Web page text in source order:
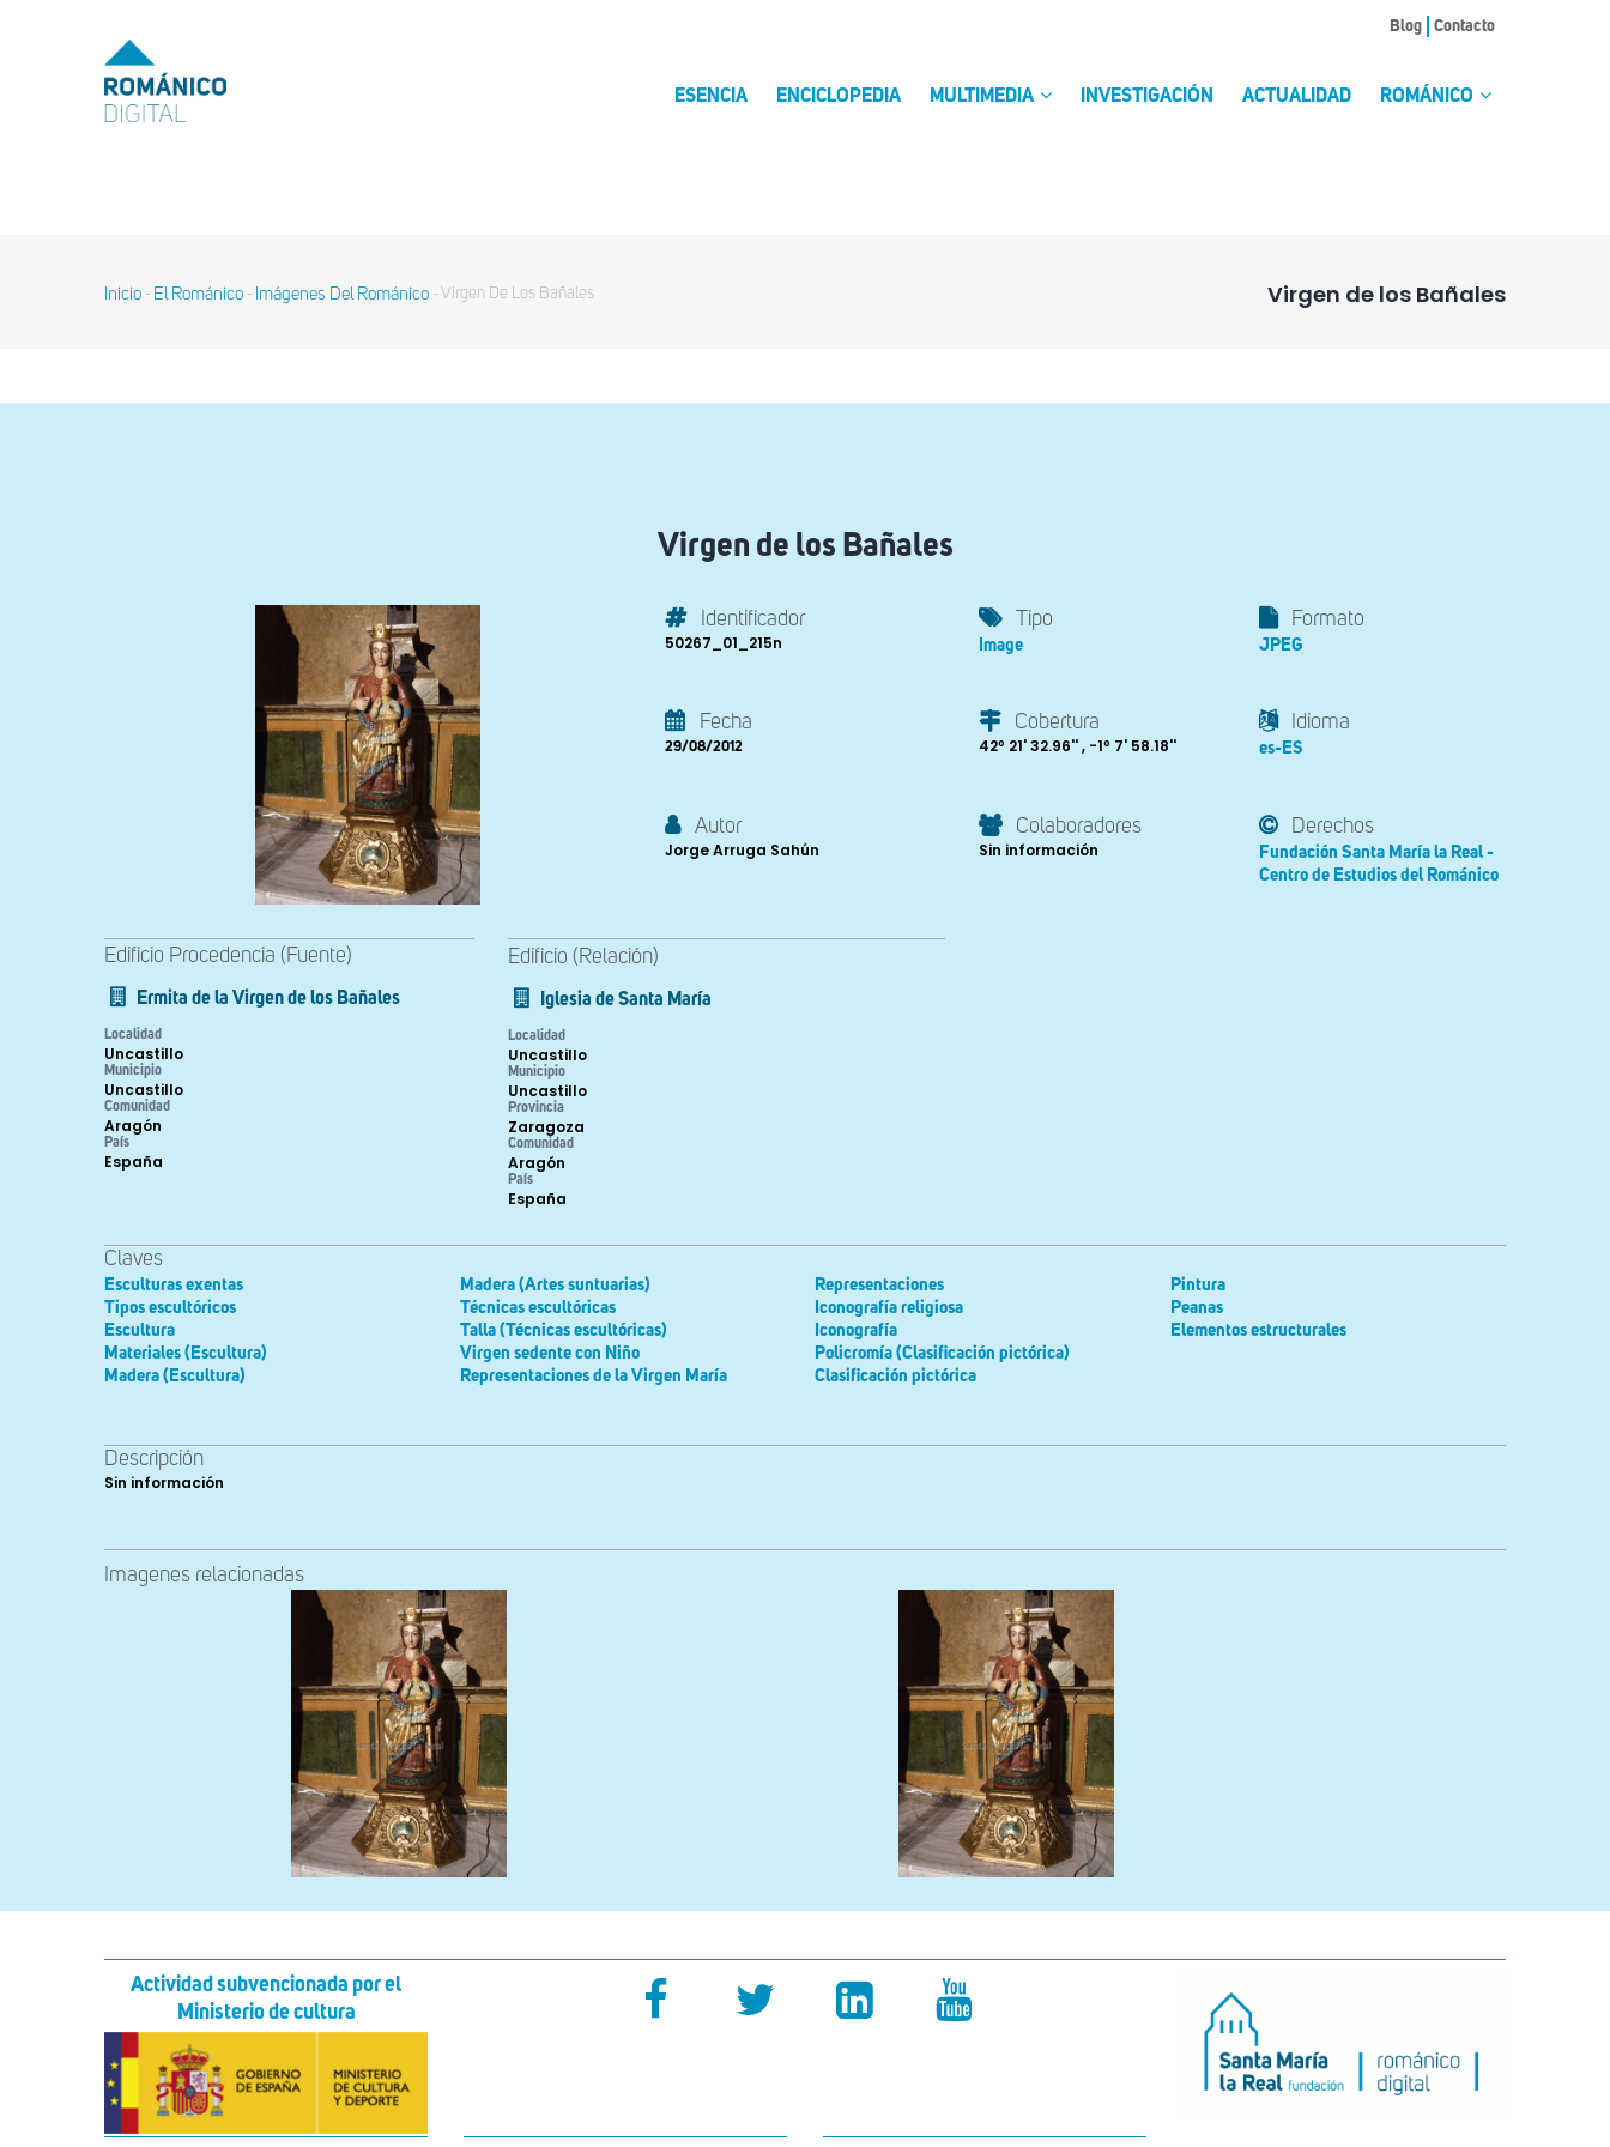
MENU
TOP
Blog Contacto
ESENCIA ENCICLOPEDIA MULTIMEDIA INVESTIGACIÓN ACTUALIDAD ROMÁNICO
Virgen de los Bañales
Sobrescribir
Inicio - El Románico - Imágenes Del Románico - Virgen De Los Bañales
Virgen de los Bañales
Identificador
50267_01_215n
Tipo
Image
Formato
JPEG
Fecha
29/08/2012
Cobertura
42º 21' 32.96'' , -1º 7' 58.18''
Idioma
es-ES
Autor
Jorge Arruga Sahún
Colaboradores
Sin información
Derechos
Fundación Santa María la Real -
Centro de Estudios del Románico
Edificio Procedencia (Fuente)
Ermita de la Virgen de los Bañales
Localidad
Uncastillo
Municipio
Uncastillo
Comunidad
Aragón
País
España
Edificio (Relación)
Iglesia de Santa María
Localidad
Uncastillo
Municipio
Uncastillo
Provincia
Zaragoza
Comunidad
Aragón
País
España
Claves
Esculturas exentas
Tipos escultóricos
Escultura
Materiales (Escultura)
Madera (Escultura)
Madera (Artes suntuarias)
Técnicas escultóricas
Talla (Técnicas escultóricas)
Virgen sedente con Niño
Representaciones de la Virgen María
Representaciones
Iconografía religiosa
Iconografía
Policromía (Clasificación pictórica)
Clasificación pictórica
Pintura
Peanas
Elementos estructurales
Descripción
Sin información
Imagenes relacionadas
Actividad subvencionada por el
Ministerio de cultura